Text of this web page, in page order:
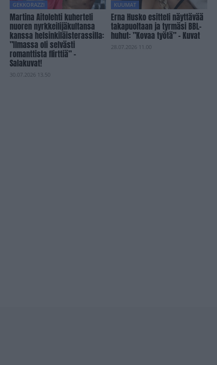
GEKKORAZZI
Martina Aitolehti kuherteli
nuoren nyrkkeilijäkultansa
kanssa helsinkiläisterassilla:
”Ilmassa oli selvästi
romanttista flirttiä” –
Salakuvat!
30.07.2026 13.50
KUUMAT
Erna Husko esitteli näyttävää
takapuoltaan ja tyrmäsi BBL-
huhut: ”Kovaa työtä” – Kuvat
28.07.2026 11.00